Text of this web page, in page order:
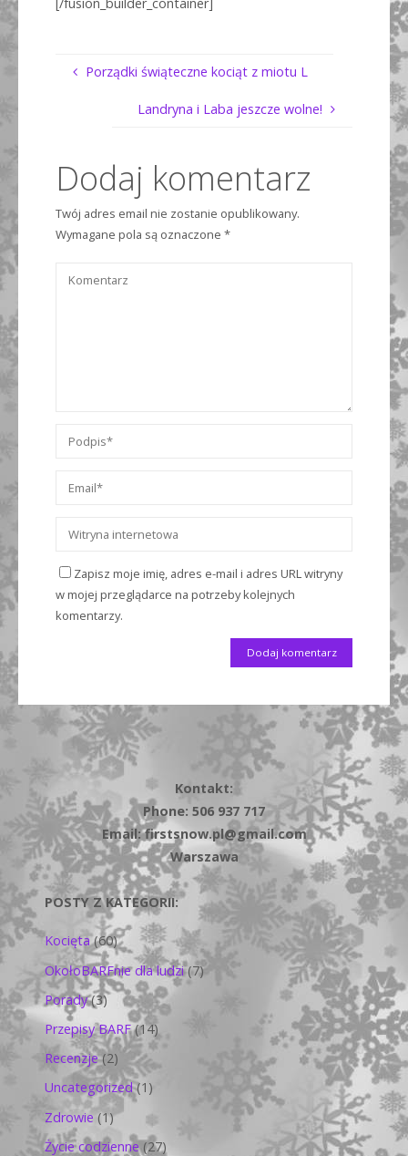
Porządki świąteczne kociąt z miotu L
Landryna i Laba jeszcze wolne!
Dodaj komentarz
Twój adres email nie zostanie opublikowany.
Wymagane pola są oznaczone *
Zapisz moje imię, adres e-mail i adres URL witryny
w mojej przeglądarce na potrzeby kolejnych
komentarzy.
Kontakt:
Phone: 506 937 717
Email: firstsnow.pl@gmail.com
Warszawa
POSTY Z KATEGORII:
Kocięta(60)
OkołoBARFnie dla ludzi(7)
Porady(3)
Przepisy BARF(14)
Recenzje(2)
Uncategorized(1)
Zdrowie (1)
Życie codzienne(27)